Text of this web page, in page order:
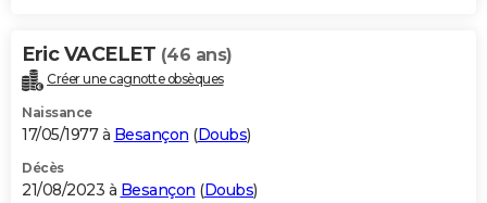
Eric VACELET (46 ans)
Créer une cagnotte obsèques
Naissance
17/05/1977 à Besançon (Doubs)
Décès
21/08/2023 à Besançon (Doubs)